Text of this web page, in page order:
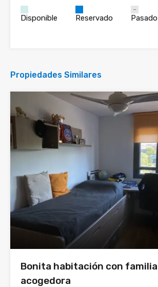
Disponible Reservado Pasado
Propiedades Similares
Bonita habitación con familia
acogedora